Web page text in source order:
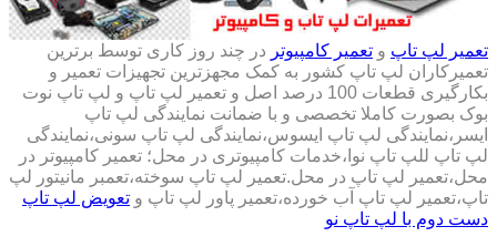
تعمیر لپ تاپ و تعمیر کامپیوتر در چند روز کاری توسط برترین
تعمیرکاران لپ تاپ کشور به کمک مجهزترین تجهیزات تعمیر و
بکارگیری قطعات 100 درصد اصل و تعمیر لپ تاپ و لپ تاپ نوت
بوک بصورت کاملا تخصصی و با ضمانت نمایندگی لپ تاپ
ایسر،نمایندگی لپ تاپ ایسوس،نمایندگی لپ تاپ سونی،نمایندگی
لپ تاپ للپ تاپ نوا،خدمات کامپیوتری در محل؛ تعمیر کامپیوتر در
محل،تعمیر لپ تاپ در محل.تعمیر لپ تاپ سوخته،تعمبر مانیتور لپ
تاپ،تعمیر لپ تاپ آب خورده،تعمیر پاور لپ تاپ و تعویض لپ تاپ
دست دوم با لپ تاپ نو